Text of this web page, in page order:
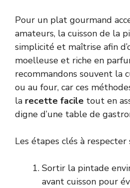
Pour un plat gourmand
amateurs, la cuisson de la
simplicité et maîtrise afin
moelleuse et riche en
recommandons souvent la
ou au four, car ces
la recette facile tout en
digne d’une table de
Les étapes clés à respecter
Sortir la pintade
avant cuisson pour